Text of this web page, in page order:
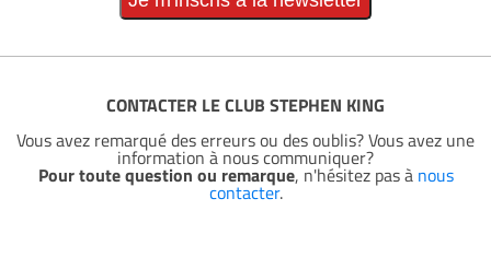
CONTACTER LE CLUB STEPHEN KING
Vous avez remarqué des erreurs ou des oublis? Vous avez une
information à nous communiquer?
Pour toute question ou remarque, n'hésitez pas à nous
contacter.